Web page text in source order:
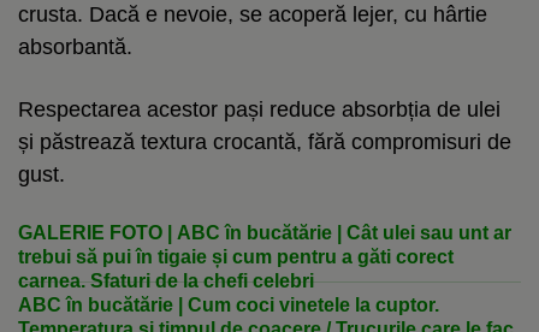
crusta. Dacă e nevoie, se acoperă lejer, cu hârtie
absorbantă.
Respectarea acestor pași reduce absorbția de ulei
și păstrează textura crocantă, fără compromisuri de
gust.
GALERIE FOTO | ABC în bucătărie | Cât ulei sau unt ar
trebui să pui în tigaie și cum pentru a găti corect
carnea. Sfaturi de la chefi celebri
ABC în bucătărie | Cum coci vinetele la cuptor.